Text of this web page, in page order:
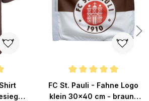
von 5 von 5 Sternen
Durchschnittliche Bewertung
FC St. Pauli - Fahne Logo
klein 30x40 cm - braun-